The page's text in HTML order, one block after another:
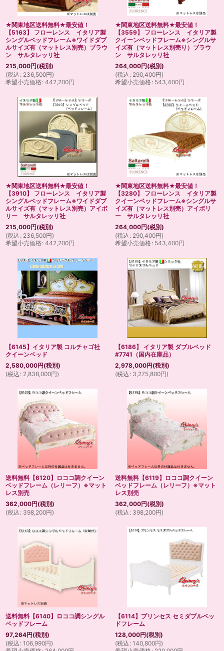
★関東地区送料無料★最安値！
【5163】 フローレンス イタリア製
シングルベッドフレーム※ワイドダブ
ルサイズ有（マットレス別売）ブラウ
ン サルタレッリ社
215,000円(税別)
(税込 : 236,500円)
希望小売価格: 442,200円
★関東地区送料無料★最安値！
【3559】 フローレンス イタリア製
クイーンベッドフレーム※シングルサ
イズ有（マットレス別売り）ブラウ
ン サルタレッリ社
264,000円(税別)
(税込 : 290,400円)
希望小売価格: 543,400円
★関東地区送料無料★最安値！
【3910】 フローレンス イタリア製
シングルベッドフレーム※ワイドダブ
ルサイズ有（マットレス別売）アイボ
リー サルタレッリ社
215,000円(税別)
(税込 : 236,500円)
希望小売価格: 442,200円
★関東地区送料無料★最安値！
【3280】 フローレンス イタリア製
クイーンベッドフレーム※シングルサ
イズ有（マットレス別売）アイボリ
ー サルタレッリ社
264,000円(税別)
(税込 : 290,400円)
希望小売価格: 543,400円
【6145】イタリア製 コルチャゴ社
クイーンベッド
2,580,000円(税別)
(税込 : 2,838,000円)
【6186】 イタリア製 ダブルベッド
#7741（国内在庫品）
2,978,000円(税別)
(税込 : 3,275,800円)
送料無料【6120】ロココ調クイーン
ベッドフレーム（レリーフ）※マット
レス別売
362,000円(税別)
(税込 : 398,200円)
送料無料【6119】ロココ調クイーン
ベッドフレーム（レリーフ）※マット
レス別売
362,000円(税別)
(税込 : 398,200円)
送料無料【6140】ロココ調シングル
ベッドフレーム
97,264円(税別)
(税込 : 106,990円)
【6114】プリンセス セミダブルベッ
ドフレーム
128,000円(税別)
(税込 : 140,800円)